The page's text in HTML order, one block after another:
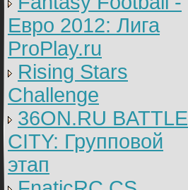
Евро 2012: Лига
ProPlay.ru
Rising Stars
Challenge
36ON.RU BATTLE
CITY: Групповой
этап